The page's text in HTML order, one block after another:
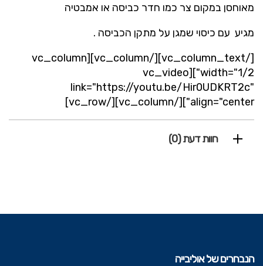
מאוחסן במקום צר כמו חדר כביסה או אמבטיה
מגיע עם כיסוי שמגן על מתקן הכביסה .
[/vc_column_text][/vc_column][vc_column
width="1/2"][vc_video
link="https://youtu.be/Hir0UDKRT2c"
align="center"][/vc_column][/vc_row]
חוות דעת (0)
הנבחרים של אוליבייה